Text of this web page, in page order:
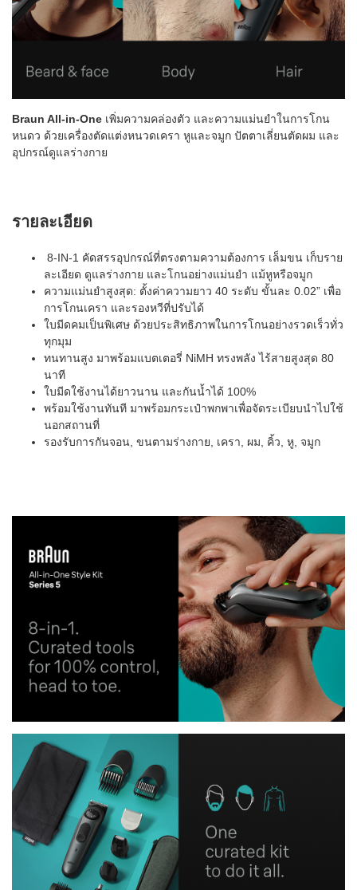
Braun All-in-One เพิ่มความคล่องตัว และความแม่นยำในการโกน
หนดว ด้วยเครื่องตัดแต่งหนวดเครา หูและจมูก ปัตตาเลี่ยนตัดผม และ
อุปกรณ์ดูแลร่างกาย
รายละเอียด
8-IN-1 คัดสรรอุปกรณ์ที่ตรงตามความต้องการ เล็มขน เก็บราย
ละเอียด ดูแลร่างกาย และโกนอย่างแม่นยำ แม้หูหรือจมูก
ความแม่นยำสูงสุด: ตั้งค่าความยาว 40 ระดับ ขั้นละ 0.02” เพื่อ
การโกนเครา และรองหวีที่ปรับได้
ใบมีดคมเป็นพิเศษ ด้วยประสิทธิภาพในการโกนอย่างรวดเร็วทั่ว
ทุกมุม
ทนทานสูง มาพร้อมแบตเตอรี่ NiMH ทรงพลัง ไร้สายสูงสุด 80
นาที
ใบมีดใช้งานได้ยาวนาน และกันน้ำได้ 100%
พร้อมใช้งานทันที มาพร้อมกระเป๋าพกพาเพื่อจัดระเบียบนำไปใช้
นอกสถานที่
รองรับการกันจอน, ขนตามร่างกาย, เครา, ผม, คิ้ว, หู, จมูก